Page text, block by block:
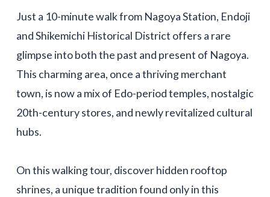
Just a 10-minute walk from Nagoya Station, Endoji
and Shikemichi Historical District offers a rare
glimpse into both the past and present of Nagoya.
This charming area, once a thriving merchant
town, is now a mix of Edo-period temples, nostalgic
20th-century stores, and newly revitalized cultural
hubs.
On this walking tour, discover hidden rooftop
shrines, a unique tradition found only in this